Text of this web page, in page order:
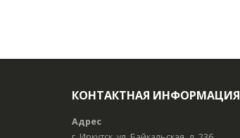
КОНТАКТНАЯ ИНФОРМАЦИЯ
Адрес